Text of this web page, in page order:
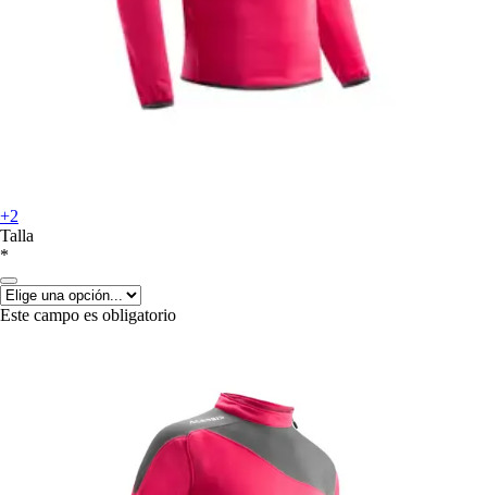
+2
Talla
*
Este campo es obligatorio